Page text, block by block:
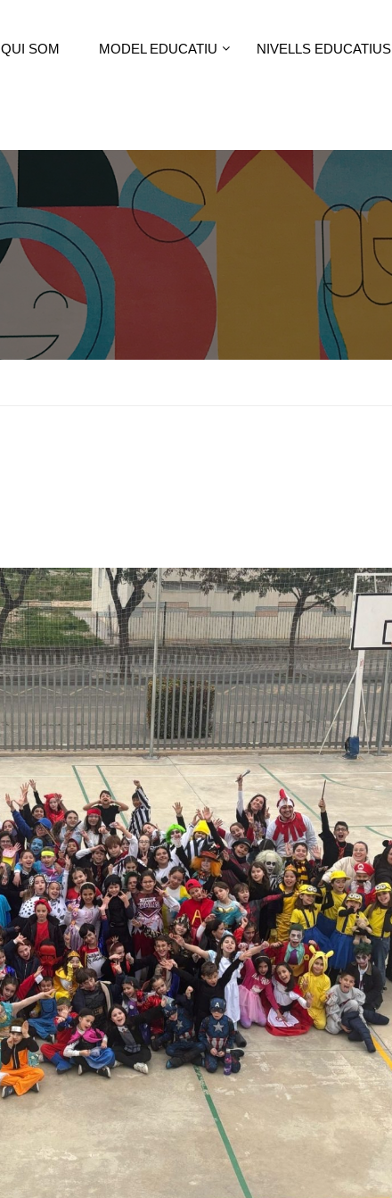
QUI SOM MODEL EDUCATIU NIVELLS EDUCATIUS